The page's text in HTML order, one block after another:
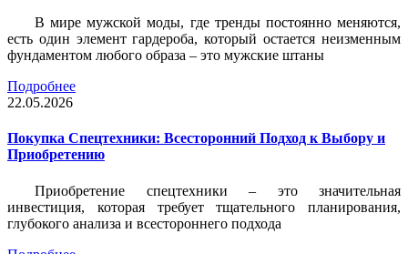
В мире мужской моды, где тренды постоянно меняются,
есть один элемент гардероба, который остается неизменным
фундаментом любого образа – это мужские штаны
Подробнее
22.05.2026
Покупка Спецтехники: Всесторонний Подход к Выбору и
Приобретению
Приобретение спецтехники – это значительная
инвестиция, которая требует тщательного планирования,
глубокого анализа и всестороннего подхода